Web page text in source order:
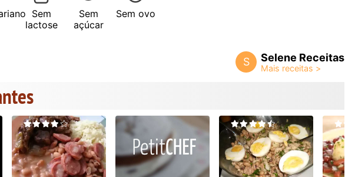
Sem
lactose
Sem
açúcar
Sem ovo
S Selene Receitas